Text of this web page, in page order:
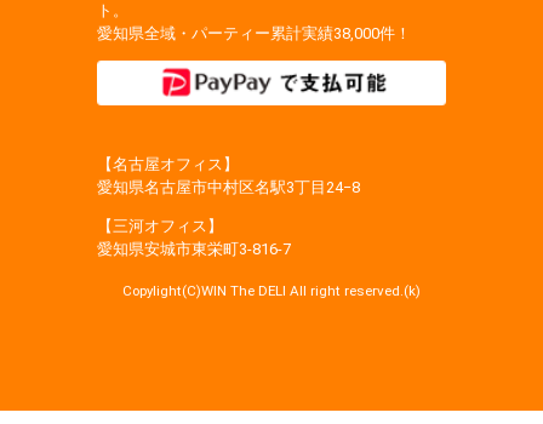
ト。
愛知県全域・パーティー累計実績38,000件！
【名古屋オフィス】
愛知県名古屋市中村区名駅3丁目24−8
【三河オフィス】
愛知県安城市東栄町3‐816‐7
Copylight(C)WIN The DELI All right reserved.(k)